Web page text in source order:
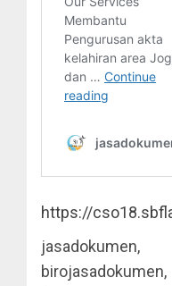
https://
jasadokumen,
birojasadokumen,